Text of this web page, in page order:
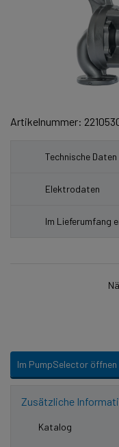
Artikelnummer:
Technische Daten
Elektrodaten
Im Lieferumfang
Im PumpSelector öffnen
Zusätzliche
Katalog